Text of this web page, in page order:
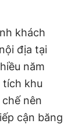
khách
địa tại
năm
tích khu
nên
cận băng